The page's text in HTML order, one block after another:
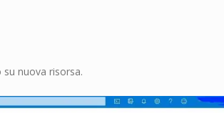
nuova risorsa.